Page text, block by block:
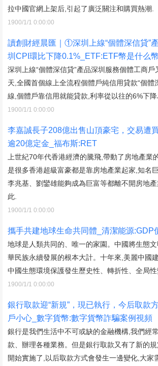
拉中國官網上架后,引起了廣泛關注和購買熱潮.
1900/1/1 0:00:00
讀創財經晨匯｜①深圳上線“個體深信貸”
圳CPI環比下降0.1%_ETF:ETF幣是什么幣
深圳上線“個體深信貸”產品深圳服務個體工商
天,全國首個線上全流程個體戶純信用貸款“個體
線,個體戶靠信用就能貸款,利率從以往的6%下降
1900/1/1 0:00:00
李嘉誠長子208億出售山頂豪宅，交易遭
逾20億定金_福布斯:RET
上世紀70年代香港經濟的騰飛,帶動了房地產業
是很多香港超級富豪都是靠房地產業起家,知名
李兆基、劉鑾雄能夠成為巨富等都離不開房地
此.
1900/1/1 0:00:00
攜手共建地球生命共同體_清潔能源:GDP
地球是人類共同的、唯一的家園。中國將生態
華民族永續發展的根本大計。十年來,美麗中國
中國生態環境保護發生歷史性、轉折性、全局性
1900/1/1 0:00:00
銀行取款迎“新規”，現已執行，今后取款
戶小心_數字貨幣:數字貨幣詐騙案例視頻
銀行是我們生活中不可或缺的金融機構,我們經
款、辦理各種業務。但是銀行取款又有了新的
開始實施了,以后取款方式會發生一邊變化,大家